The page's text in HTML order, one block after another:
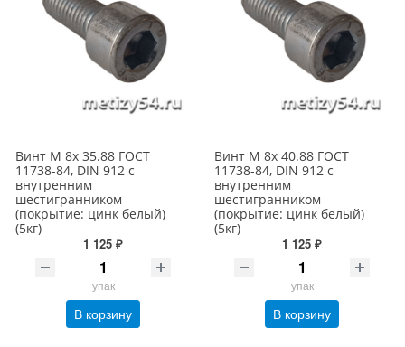
Винт М 8х 35.88 ГОСТ
11738-84, DIN 912 с
внутренним
шестигранником
(покрытие: цинк белый)
(5кг)
1 125 ₽
упак
В корзину
Винт М 8х 40.88 ГОСТ
11738-84, DIN 912 с
внутренним
шестигранником
(покрытие: цинк белый)
(5кг)
1 125 ₽
упак
В корзину